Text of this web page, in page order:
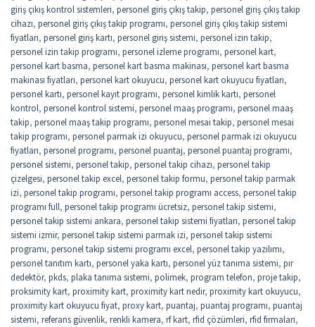
giriş çıkış kontrol sistemleri, personel giriş çıkış takip, personel giriş çıkış takip
cihazı, personel giriş çıkış takip programı, personel giriş çıkış takip sistemi
fiyatları, personel giriş kartı, personel giriş sistemi, personel izin takip,
personel izin takip programı, personel izleme programı, personel kart,
personel kart basma, personel kart basma makinası, personel kart basma
makinası fiyatları, personel kart okuyucu, personel kart okuyucu fiyatları,
personel kartı, personel kayıt programı, personel kimlik kartı, personel
kontrol, personel kontrol sistemi, personel maaş programı, personel maaş
takip, personel maaş takip programı, personel mesai takip, personel mesai
takip programı, personel parmak izi okuyucu, personel parmak izi okuyucu
fiyatları, personel programı, personel puantaj, personel puantaj programı,
personel sistemi, personel takip, personel takip cihazı, personel takip
çizelgesi, personel takip excel, personel takip formu, personel takip parmak
izi, personel takip programı, personel takip programı access, personel takip
programı full, personel takip programı ücretsiz, personel takip sistemi,
personel takip sistemi ankara, personel takip sistemi fiyatları, personel takip
sistemi izmir, personel takip sistemi parmak izi, personel takip sistemi
programı, personel takip sistemi programı excel, personel takip yazılımı,
personel tanıtım kartı, personel yaka kartı, personel yüz tanıma sistemi, pır
dedektör, pkds, plaka tanıma sistemi, polimek, program telefon, proje takip,
proksimity kart, proximity kart, proximity kart nedir, proximity kart okuyucu,
proximity kart okuyucu fiyat, proxy kart, puantaj, puantaj programı, puantaj
sistemi, referans güvenlik, renkli kamera, rf kart, rfid çözümleri, rfid firmaları,